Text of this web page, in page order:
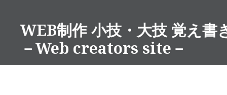
WEB制作 小技・大技 覚え書
－Web creators site－